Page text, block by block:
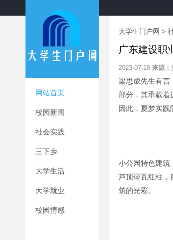
网站首页
校园新闻
社会实践
三下乡
大学生活
大学就业
校园情感
大学生门户网 >
广东建设职
2023-07-18 来源：
梁思成先生有言
部分，其承载着
因此，夏梦实践
小公园特色建筑
芦顶绿瓦红柱，
筑的光彩。